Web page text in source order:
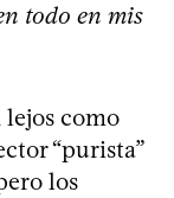
todo en mis
como
“purista”
los